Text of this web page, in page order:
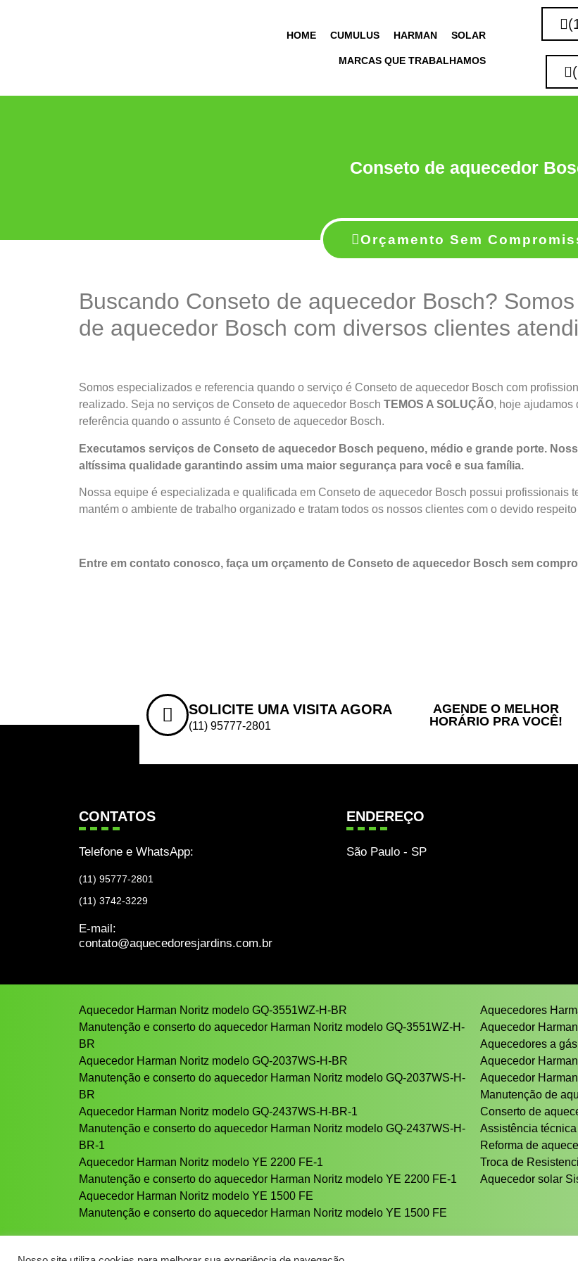
HOME CUMULUS HARMAN SOLAR
MARCAS QUE TRABALHAMOS
Conseto de aquecedor
Orçamento Sem
Buscando Conseto de aquecedor Bosch?
de aquecedor Bosch com diversos clientes
Somos especializados e referencia quando o serviço é Conseto de aquecedor Bosch com
realizado. Seja no serviços de Conseto de aquecedor Bosch TEMOS A SOLUÇÃO, hoje ajudamos
referência quando o assunto é Conseto de aquecedor Bosch.
Executamos serviços de Conseto de aquecedor Bosch pequeno, médio e grande porte.
altíssima qualidade garantindo assim uma maior segurança para você e sua família.
Nossa equipe é especializada e qualificada em Conseto de aquecedor Bosch possui profissionais
mantém o ambiente de trabalho organizado e tratam todos os nossos clientes com o devido
Entre em contato conosco, faça um orçamento de Conseto de aquecedor Bosch sem
SOLICITE UMA VISITA AGORA
(11) 95777-2801
AGENDE O MELHOR
HORÁRIO PRA VOCÊ!
CONTATOS
Telefone e WhatsApp:
(11) 95777-2801
(11) 3742-3229
E-mail:
contato@aquecedoresjardins.com.br
ENDEREÇO
São Paulo - SP
Aquecedor Harman Noritz modelo GQ-3551WZ-H-BR
Manutenção e conserto do aquecedor Harman Noritz modelo GQ-3551WZ-H-
BR
Aquecedor Harman Noritz modelo GQ-2037WS-H-BR
Manutenção e conserto do aquecedor Harman Noritz modelo GQ-2037WS-H-
BR
Aquecedor Harman Noritz modelo GQ-2437WS-H-BR-1
Manutenção e conserto do aquecedor Harman Noritz modelo GQ-2437WS-H-
BR-1
Aquecedor Harman Noritz modelo YE 2200 FE-1
Manutenção e conserto do aquecedor Harman Noritz modelo YE 2200 FE-1
Aquecedor Harman Noritz modelo YE 1500 FE
Manutenção e conserto do aquecedor Harman Noritz modelo YE 1500 FE
Aquecedores
Aquecedor Harman
Aquecedores a
Aquecedor
Aquecedor
Manutenção de
Conserto de
Assistência
Reforma de
Troca de
Aquecedor solar